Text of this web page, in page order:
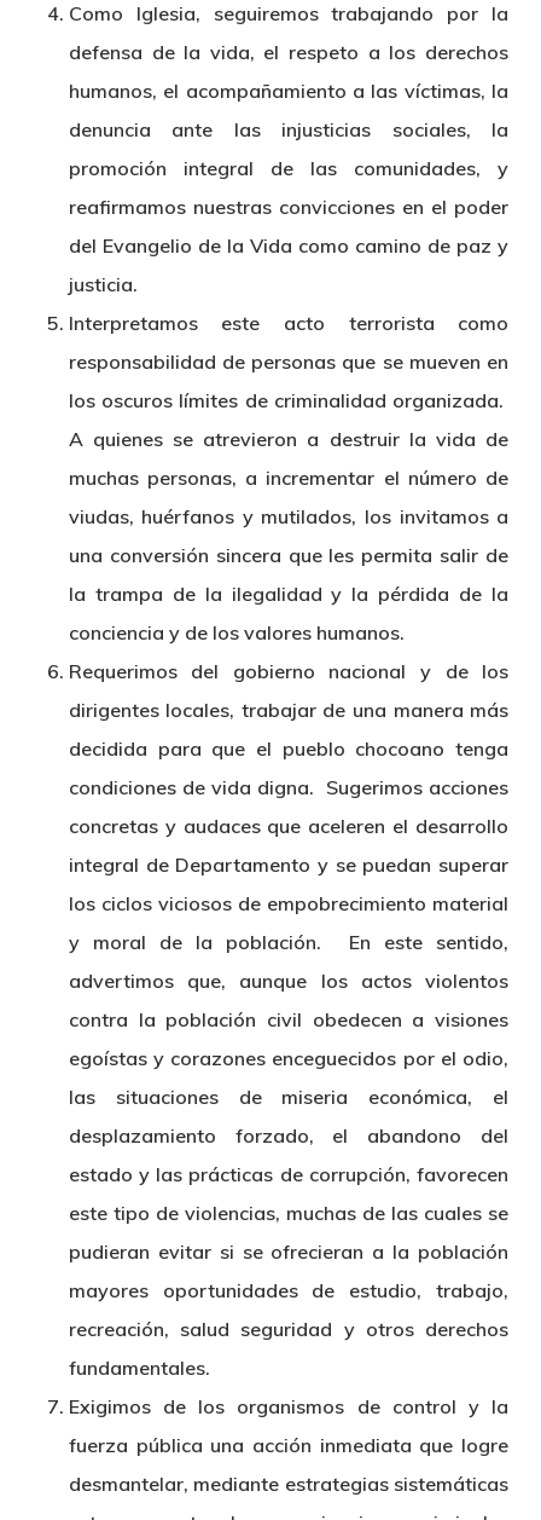
Como Iglesia, seguiremos trabajando por la
defensa de la vida, el respeto a los derechos
humanos, el acompañamiento a las víctimas, la
denuncia ante las injusticias sociales, la
promoción integral de las comunidades, y
reafirmamos nuestras convicciones en el poder
del Evangelio de la Vida como camino de paz y
justicia.
Interpretamos este acto terrorista como
responsabilidad de personas que se mueven en
los oscuros límites de criminalidad organizada.
A quienes se atrevieron a destruir la vida de
muchas personas, a incrementar el número de
viudas, huérfanos y mutilados, los invitamos a
una conversión sincera que les permita salir de
la trampa de la ilegalidad y la pérdida de la
conciencia y de los valores humanos.
Requerimos del gobierno nacional y de los
dirigentes locales, trabajar de una manera más
decidida para que el pueblo chocoano tenga
condiciones de vida digna. Sugerimos acciones
concretas y audaces que aceleren el desarrollo
integral de Departamento y se puedan superar
los ciclos viciosos de empobrecimiento material
y moral de la población. En este sentido,
advertimos que, aunque los actos violentos
contra la población civil obedecen a visiones
egoístas y corazones enceguecidos por el odio,
las situaciones de miseria económica, el
desplazamiento forzado, el abandono del
estado y las prácticas de corrupción, favorecen
este tipo de violencias, muchas de las cuales se
pudieran evitar si se ofrecieran a la población
mayores oportunidades de estudio, trabajo,
recreación, salud seguridad y otros derechos
fundamentales.
Exigimos de los organismos de control y la
fuerza pública una acción inmediata que logre
desmantelar, mediante estrategias sistemáticas